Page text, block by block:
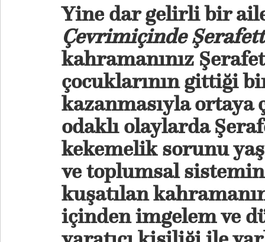
Yine dar gelirli bir
Çevrimiçinde
kahramanınız
çocuklarının gittiği
kazanmasıyla ortaya
odaklı olaylarda
kekemelik sorunu
ve toplumsal
kuşatılan
içinden imgelem ve